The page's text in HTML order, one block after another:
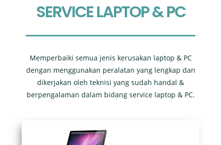
SERVICE LAPTOP & PC
Memperbaiki semua jenis kerusakan laptop & PC
dengan menggunakan peralatan yang lengkap dan
dikerjakan oleh teknisi yang sudah handal &
berpengalaman dalam bidang service laptop & PC.